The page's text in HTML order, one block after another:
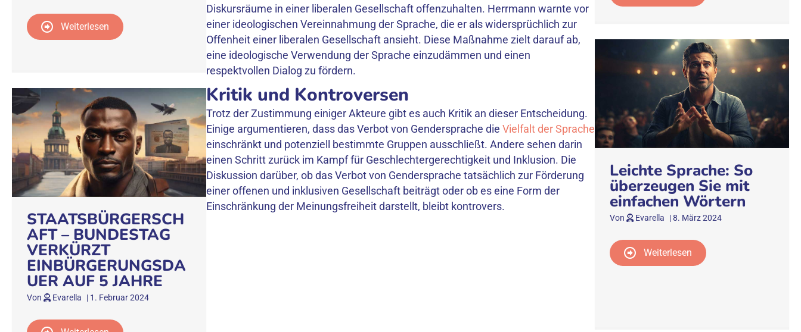
Weiterlesen
STAATSBÜRGERSCH
AFT – BUNDESTAG
VERKÜRZT
EINBÜRGERUNGSDA
UER AUF 5 JAHRE
Von Evarella | 1. Februar 2024
Diskursräume in einer liberalen Gesellschaft offenzuhalten. Herrmann warnte vor
einer ideologischen Vereinnahmung der Sprache, die er als widersprüchlich zur
Offenheit einer liberalen Gesellschaft ansieht. Diese Maßnahme zielt darauf ab,
eine ideologische Verwendung der Sprache einzudämmen und einen
respektvollen Dialog zu fördern.
Kritik und Kontroversen
Trotz der Zustimmung einiger Akteure gibt es auch Kritik an dieser Entscheidung.
Einige argumentieren, dass das Verbot von Gendersprache die Vielfalt der Sprache
einschränkt und potenziell bestimmte Gruppen ausschließt. Andere sehen darin
einen Schritt zurück im Kampf für Geschlechtergerechtigkeit und Inklusion. Die
Diskussion darüber, ob das Verbot von Gendersprache tatsächlich zur Förderung
einer offenen und inklusiven Gesellschaft beiträgt oder ob es eine Form der
Einschränkung der Meinungsfreiheit darstellt, bleibt kontrovers.
Leichte Sprache: So
überzeugen Sie mit
einfachen Wörtern
Von Evarella |8. März 2024
Weiterlesen